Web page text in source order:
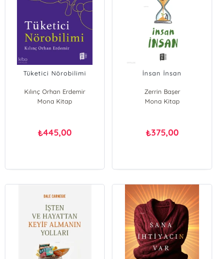
Tüketici Nörobilimi
Kılınç Orhan Erdemir
Mona Kitap
₺445,00
İnsan İnsan
Zerrin Başer
Mona Kitap
₺375,00